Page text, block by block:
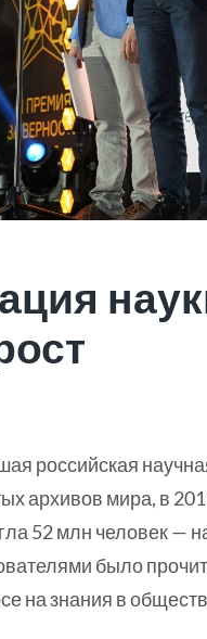
российская
архивов мира, в
52 млн человек —
было
на знания в